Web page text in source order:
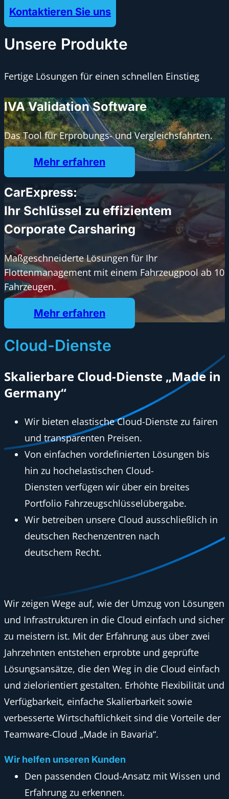
Kontaktieren Sie uns
Unsere Produkte
Fertige Lösungen für einen schnellen Einstieg
IVA Validation Software
Das Tool für Erprobungs- und Vergleichsfahrten.
Mehr erfahren
CarExpress:
Ihr Schlüssel zu effizientem
Corporate Carsharing
Maßgeschneiderte Lösungen für Ihr
Flottenmanagement mit einem Fahrzeugpool ab 10
Fahrzeugen.
Mehr erfahren
Cloud-Dienste
Skalierbare Cloud-Dienste „Made in
Germany“
Wir bieten elastische Cloud-Dienste zu fairen
und transparenten Preisen.
Von einfachen vordefinierten Lösungen bis
hin zu hochelastischen Cloud-
Diensten verfügen wir über ein breites
Portfolio Fahrzeugschlüsselübergabe.
Wir betreiben unsere Cloud ausschließlich in
deutschen Rechenzentren nach
deutschem Recht.
Wir zeigen Wege auf, wie der Umzug von Lösungen
und Infrastrukturen in die Cloud einfach und sicher
zu meistern ist. Mit der Erfahrung aus über zwei
Jahrzehnten entstehen erprobte und geprüfte
Lösungsansätze, die den Weg in die Cloud einfach
und zielorientiert gestalten. Erhöhte Flexibilität und
Verfügbarkeit, einfache Skalierbarkeit sowie
verbesserte Wirtschaftlichkeit sind die Vorteile der
Teamware-Cloud „Made in Bavaria“.
Wir helfen unseren Kunden
Den passenden Cloud-Ansatz mit Wissen und
Erfahrung zu erkennen.